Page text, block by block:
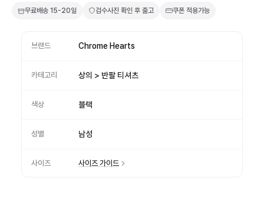
무료배송 15-20일 검수사진 확인 후 출고 쿠폰 적용가능
브랜드 Chrome Hearts
카테고리 상의 > 반팔 티셔츠
색상 블랙
성별 남성
사이즈 사이즈 가이드